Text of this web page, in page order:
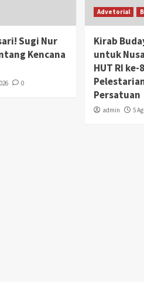
Sugi Nur
Kencana
0
Advetorial
Kirab
untuk
HUT RI
Persatuan
admin 5